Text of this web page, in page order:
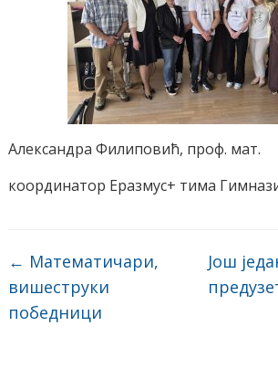
Александра Филиповић, проф. мат.
координатор Еразмус+ тима
← Математичари,
вишеструки
победници
Још